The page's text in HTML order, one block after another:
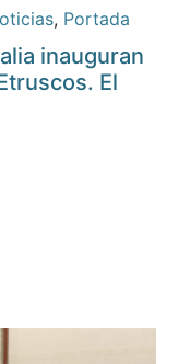
, Portada
inauguran
El